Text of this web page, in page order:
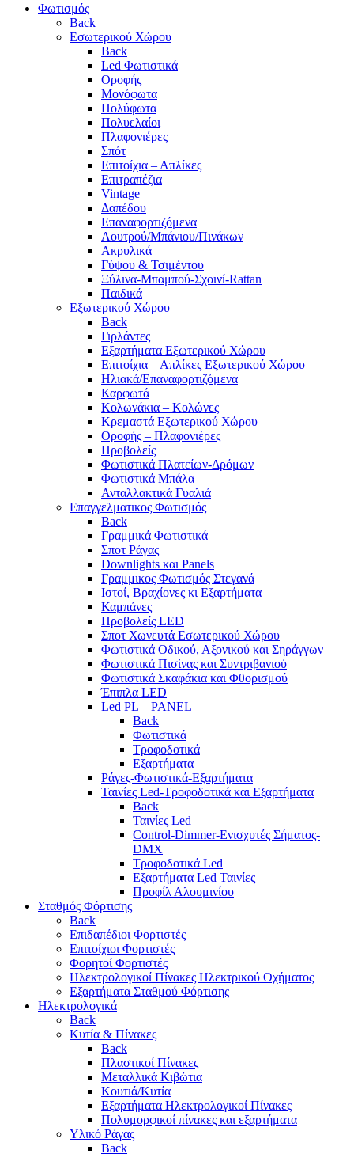
Φωτισμός
Back
Εσωτερικού Χώρου
Back
Led Φωτιστικά
Οροφής
Μονόφωτα
Πολύφωτα
Πολυελαίοι
Πλαφονιέρες
Σπότ
Επιτοίχια – Απλίκες
Επιτραπέζια
Vintage
Δαπέδου
Επαναφορτιζόμενα
Λουτρού/Μπάνιου/Πινάκων
Ακρυλικά
Γύψου & Τσιμέντου
Ξύλινα-Μπαμπού-Σχοινί-Rattan
Παιδικά
Εξωτερικού Χώρου
Back
Γιρλάντες
Εξαρτήματα Εξωτερικού Χώρου
Επιτοίχια – Απλίκες Εξωτερικού Χώρου
Ηλιακά/Επαναφορτιζόμενα
Καρφωτά
Κολωνάκια – Κολώνες
Κρεμαστά Εξωτερικού Χώρου
Οροφής – Πλαφονιέρες
Προβολείς
Φωτιστικά Πλατείων-Δρόμων
Φωτιστικά Μπάλα
Ανταλλακτικά Γυαλιά
Επαγγελματικος Φωτισμός
Back
Γραμμικά Φωτιστικά
Σποτ Ράγας
Downlights και Panels
Γραμμικος Φωτισμός Στεγανά
Ιστοί, Βραχίονες κι Εξαρτήματα
Καμπάνες
Προβολείς LED
Σποτ Χωνευτά Εσωτερικού Χώρου
Φωτιστικά Οδικού, Αξονικού και Σηράγγων
Φωτιστικά Πισίνας και Συντριβανιού
Φωτιστικά Σκαφάκια και Φθορισμού
Έπιπλα LED
Led PL – PANEL
Back
Φωτιστικά
Τροφοδοτικά
Εξαρτήματα
Ράγες-Φωτιστικά-Εξαρτήματα
Ταινίες Led-Τροφοδοτικά και Εξαρτήματα
Back
Ταινίες Led
Control-Dimmer-Ενισχυτές Σήματος-
DMX
Τροφοδοτικά Led
Εξαρτήματα Led Ταινίες
Προφίλ Αλουμινίου
Σταθμός Φόρτισης
Back
Επιδαπέδιοι Φορτιστές
Επιτoίχιοι Φορτιστές
Φορητοί Φορτιστές
Ηλεκτρολογικοί Πίνακες Ηλεκτρικού Οχήματος
Εξαρτήματα Σταθμού Φόρτισης
Ηλεκτρολογικά
Back
Κυτία & Πίνακες
Back
Πλαστικοί Πίνακες
Μεταλλικά Κιβώτια
Κουτιά/Κυτία
Εξαρτήματα Ηλεκτρολογικοί Πίνακες
Πολυμορφικοί πίνακες και εξαρτήματα
Υλικό Ράγας
Back